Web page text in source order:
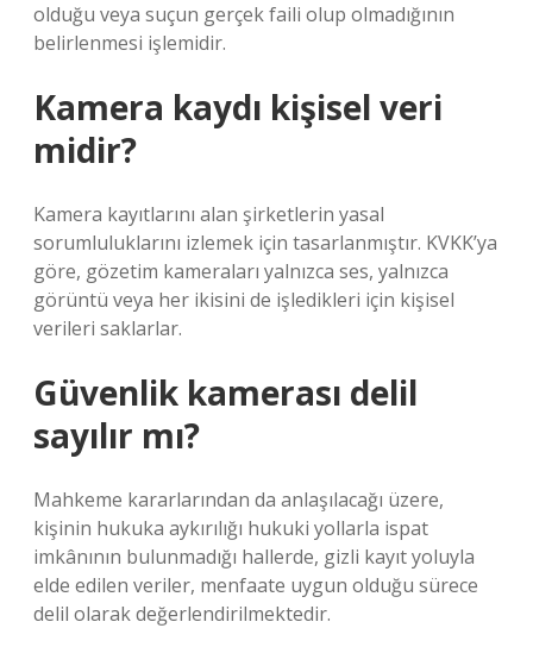
olduğu veya suçun gerçek faili olup olmadığının
belirlenmesi işlemidir.
Kamera kaydı kişisel veri
midir?
Kamera kayıtlarını alan şirketlerin yasal
sorumluluklarını izlemek için tasarlanmıştır. KVKK’ya
göre, gözetim kameraları yalnızca ses, yalnızca
görüntü veya her ikisini de işledikleri için kişisel
verileri saklarlar.
Güvenlik kamerası delil
sayılır mı?
Mahkeme kararlarından da anlaşılacağı üzere,
kişinin hukuka aykırılığı hukuki yollarla ispat
imkânının bulunmadığı hallerde, gizli kayıt yoluyla
elde edilen veriler, menfaate uygun olduğu sürece
delil olarak değerlendirilmektedir.